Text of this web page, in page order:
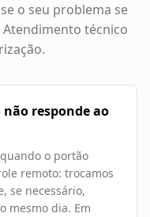
o seu problema se
Atendimento técnico
responde ao
o portão
remoto: trocamos
se necessário,
mesmo dia. Em